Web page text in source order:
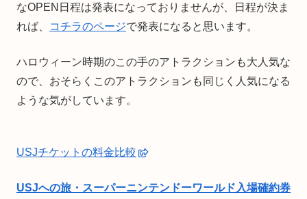
なOPEN日程は発表になっておりませんが、日程が決ま
れば、
コチラのページで発表になると思います。
ハロウィーン時期のこの手のアトラクションも大人気な
ので、おそらくこのアトラクションも同じく人気になる
ような気がしています。
USJチケットの料金比較
USJへの旅・スーパーニンテンドーワールド入場確約券